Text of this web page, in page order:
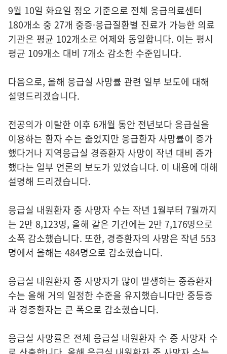
9월 10일 화요일 정오 기준으로 전체 응급의료센터
180개소 중 27개 중증·응급질환별 진료가 가능한 의료
기관은 평균 102개소로 어제와 동일합니다. 이는 평시
평균 109개소 대비 7개소 감소한 수준입니다.
다음으로, 올해 응급실 사망률 관련 일부 보도에 대해
설명드리겠습니다.
전공의가 이탈한 이후 6개월 동안 전년보다 응급실을
이용하는 환자 수는 줄었지만 응급환자 사망률이 증가
했다거나 지역응급실 경증환자 사망이 작년 대비 증가
했다는 일부 언론의 보도가 있었습니다. 이 내용에 대해
설명해 드리겠습니다.
응급실 내원환자 중 사망자 수는 작년 1월부터 7월까지
는 2만 8,123명, 올해 같은 기간에는 2만 7,176명으로
소폭 감소했습니다. 또한, 경증환자의 사망은 작년 553
명에서 올해는 484명으로 감소했습니다.
응급실 내원환자 중 사망자가 많이 발생하는 중증환자
수는 올해 거의 일정한 수준을 유지했습니다만 중등증
과 경증환자는 큰 폭으로 감소했습니다.
응급실 사망률은 전체 응급실 내원환자 수 중 사망자 수